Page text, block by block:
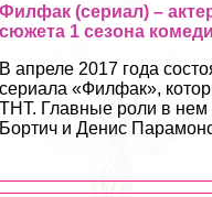
Филфак (сериал) –
сюжета 1 сезона
В апреле 2017 года
сериала «Филфак»,
ТНТ. Главные роли в нем
Бортич и Денис